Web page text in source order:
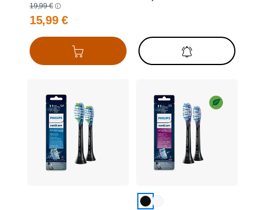
19,99 €
15,99 €
Ajouter au
Rupture de